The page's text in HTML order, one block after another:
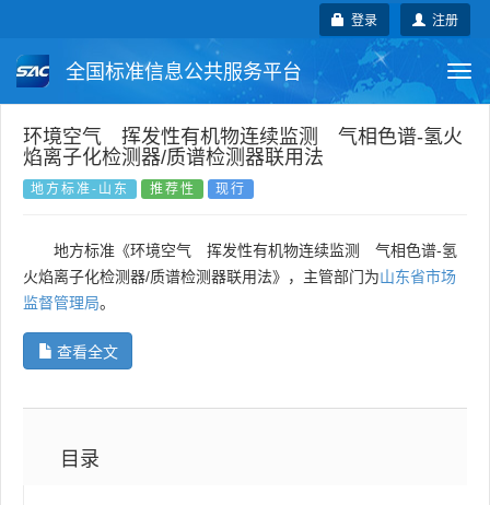
注册
登录
全国标准信息公共服务平台
国家标准 行业标准 地方标准
团体标准 企业标准
国外标准 技术委员会
环境空气 挥发性有机物连续监测 气相色谱-氢火
焰离子化检测器/质谱检测器联用法
地方标准-山东 推荐性 现行
地方标准《环境空气 挥发性有机物连续监测 气相色谱-氢
火焰离子化检测器/质谱检测器联用法》，主管部门为山东省市场
监督管理局。
查看全文
目录